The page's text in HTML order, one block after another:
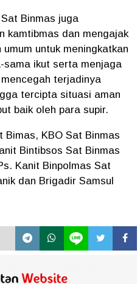
Binmas juga
kamtibmas dan mengajak
untuk meningkatkan
sama ikut serta menjaga
terjadinya
tercipta situasi aman
baik oleh para supir.
Bimas, KBO Sat Binmas
Bintibsos Sat Binmas
Kanit Binpolmas Sat
dan Brigadir Samsul